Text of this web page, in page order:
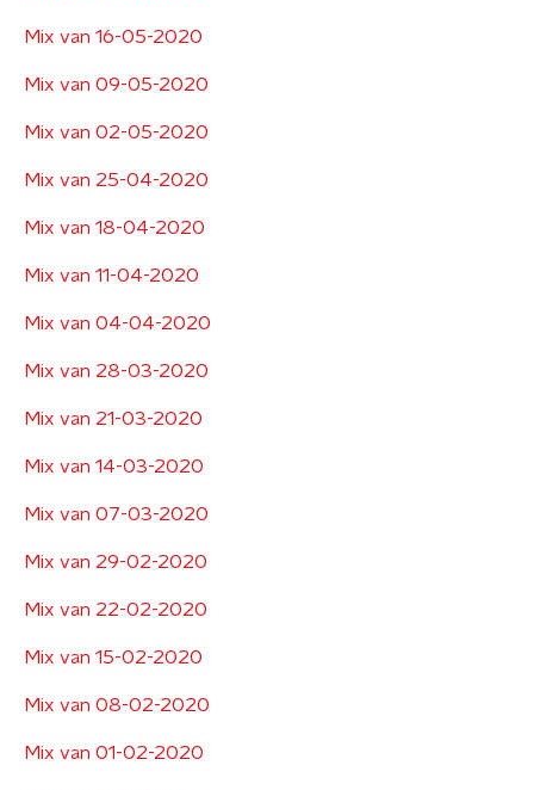
Mix van 16-05-2020
Mix van 09-05-2020
Mix van 02-05-2020
Mix van 25-04-2020
Mix van 18-04-2020
Mix van 11-04-2020
Mix van 04-04-2020
Mix van 28-03-2020
Mix van 21-03-2020
Mix van 14-03-2020
Mix van 07-03-2020
Mix van 29-02-2020
Mix van 22-02-2020
Mix van 15-02-2020
Mix van 08-02-2020
Mix van 01-02-2020